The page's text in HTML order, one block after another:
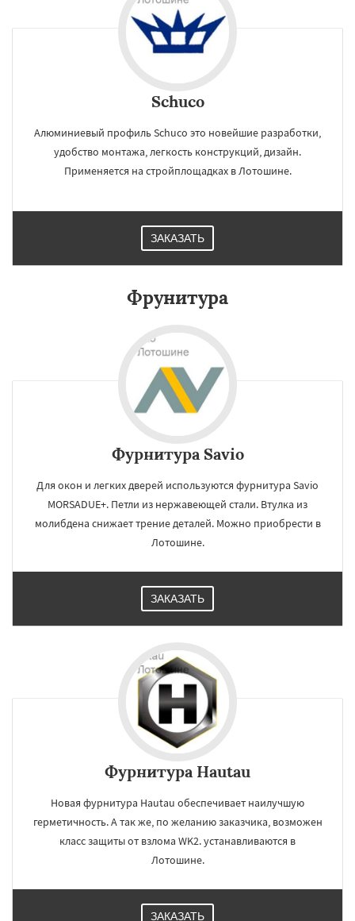
Schuco
Алюминиевый профиль Schuco это новейшие разработки,
удобство монтажа, легкость конструкций, дизайн.
Применяется на стройплощадках в Лотошине.
ЗАКАЗАТЬ
Фрунитура
Фурнитура Savio
Для окон и легких дверей используются фурнитура Savio
MORSADUE+. Петли из нержавеющей стали. Втулка из
молибдена снижает трение деталей. Можно приобрести в
Лотошине.
ЗАКАЗАТЬ
Фурнитура Hautau
Новая фурнитура Hautau обеспечивает наилучшую
герметичность. А так же, по желанию заказчика, возможен
класс защиты от взлома WK2. устанавливаются в
Лотошине.
ЗАКАЗАТЬ